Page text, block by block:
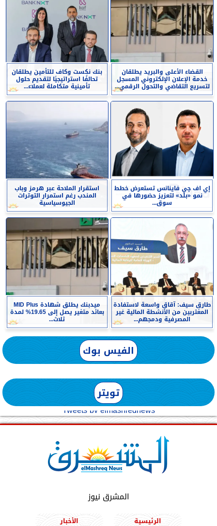
القضاء الأعلى والبريد يطلقان
خدمة الإعلان الإلكتروني المسجل
لتسريع التقاضي والتحول الرقمي...
بنك نكست وكاف للتأمين يطلقان
تحالفًا استراتيجيًا لتقديم حلول
تأمينية متكاملة لعملاء...
إي اف چي فاينانس تستعرض خطط
نمو «بلد» لتعزيز حضورها في
سوق...
استقرار الملاحة عبر هرمز وباب
المندب رغم استمرار التوترات
الجيوسياسية
طارق سيف: آقاق واسعة لاستفادة
المغتربين من الأنشطة المالية غير
المصرفية ودمجهم...
ميدبنك يطلق شهادة MID Plus
بعائد متغير يصل إلى 19.65% لمدة
ثلاث...
الفيس بوك
تويتر
Tweets by elmashreqnews
المشرق نيوز
الرئيسية الأخبار